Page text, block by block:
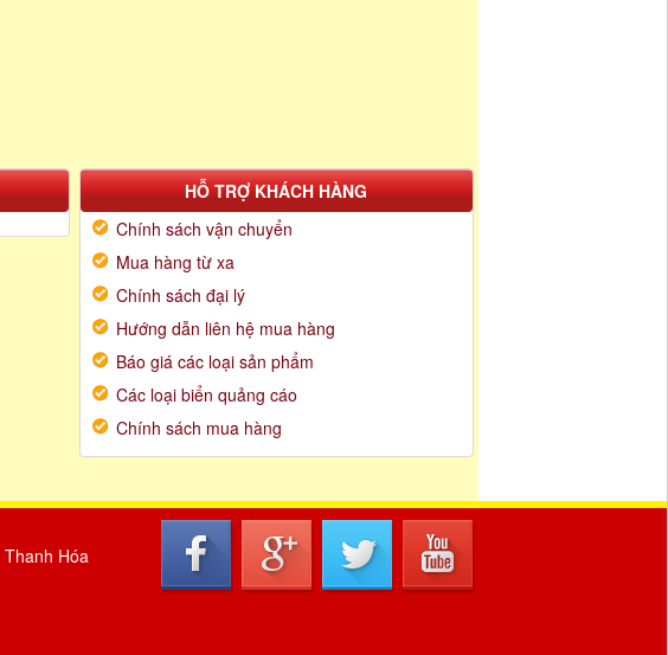
HỖ TRỢ KHÁCH HÀNG
Chính sách vận chuyển
Mua hàng từ xa
Chính sách đại lý
Hướng dẫn liên hệ mua hàng
Báo giá các loại sản phẩm
Các loại biển quảng cáo
Chính sách mua hàng
Thanh Hóa